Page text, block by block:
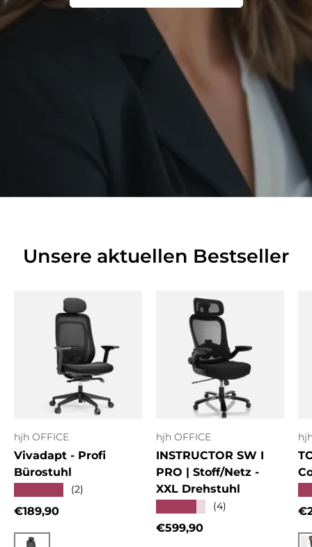
Unsere aktuellen Bestseller
hjh OFFICE
Vivadapt - Profi
Bürostuhl
(2)
Normaler Preis
€189,90
hjh OFFICE
INSTRUCTOR SW I
PRO | Stoff/Netz -
XXL Drehstuhl
(4)
Normaler Preis
€599,90